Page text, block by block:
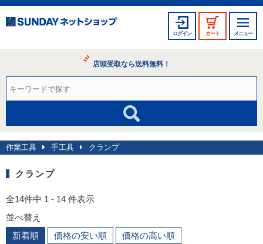
ログイン カート メニュー
店頭受取なら送料無料！
作業工具 手工具 クランプ
クランプ
全14件中 1 - 14 件表示
並べ替え
新着順
価格の安い順 価格の高い順